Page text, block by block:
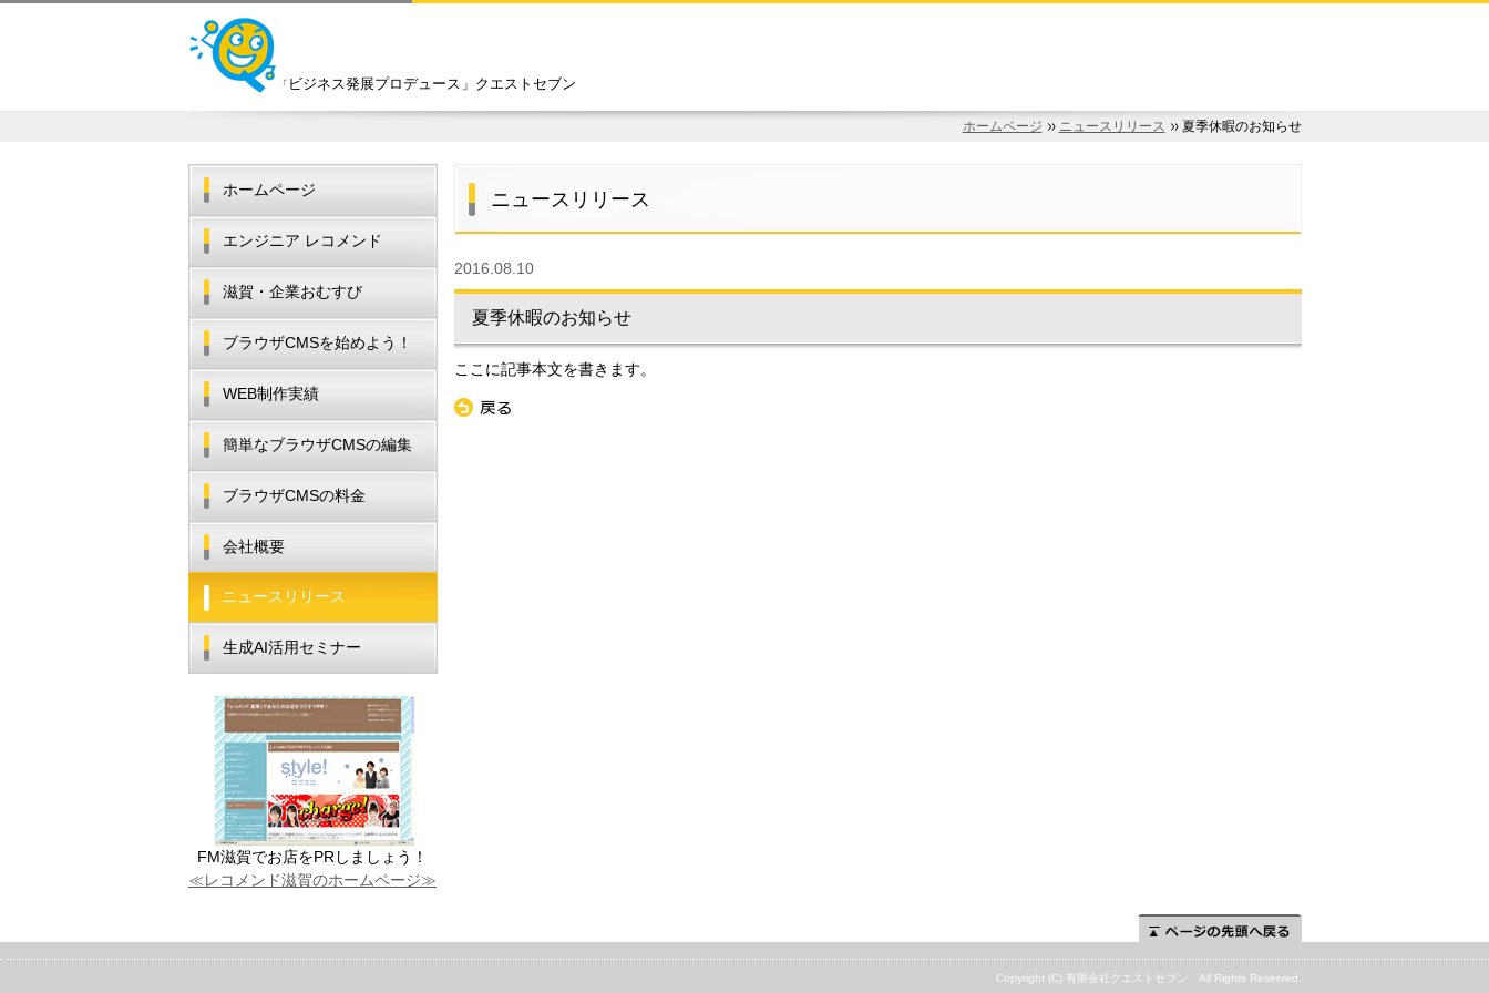
「 ビジネス発展プロデュース」クエストセブン
ホームページ ニュースリリース 夏季休暇のお知らせ
ニュースリリース
2016.08.10
夏季休暇のお知らせ
ここに記事本文を書きます。
ホームページ
エンジニア レコメンド
滋賀・企業おむすび
ブラウザCMSを始めよう！
WEB制作実績
簡単なブラウザCMSの編集
ブラウザCMSの料金
会社概要
ニュースリリース
生成AI活用セミナー
FM滋賀でお店をPRしましょう！
≪レコメンド滋賀のホームページ≫
ページの先頭へ
Copyright (C) 有限会社クエストセブン All Rights Reserved.